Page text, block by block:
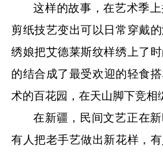
这样的故事，在艺术季
剪纸技艺变出可以日常穿戴
绣娘把艾德莱斯纹样绣上了
的结合成了最受欢迎的轻食
术的百花园，在天山脚下竞相
在新疆，民间文艺正在
有人把老手艺做出新花样，